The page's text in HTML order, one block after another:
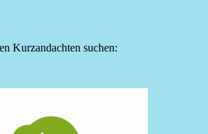
Kurzandachten suchen: